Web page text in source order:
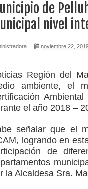
en incentivos a
apuesta a la innovación en
inició proceso de
Talca ante las bajas
escapar por un forado desde
de
nivel
noviembre 22, 2019
Región del
ambiente, el
el año 2018 –
señalar que el
logrando en
de
la Alcaldesa Sra.